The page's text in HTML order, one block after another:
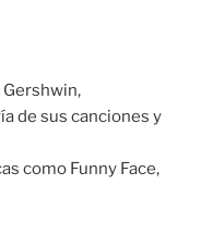
de sus canciones y
como Funny Face,